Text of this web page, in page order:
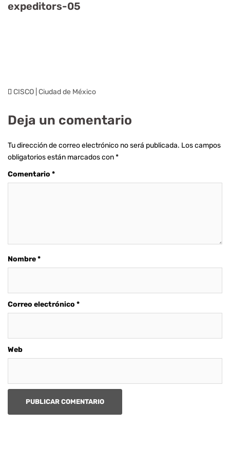
expeditors-05
CISCO | Ciudad de México
Deja un comentario
Tu dirección de correo electrónico no será publicada. Los campos
obligatorios están marcados con*
Comentario *
Nombre*
Correo electrónico *
Web